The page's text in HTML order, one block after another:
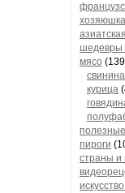
хозяюшка
шедевры
мясо
свинина
курица
пироги
страны и